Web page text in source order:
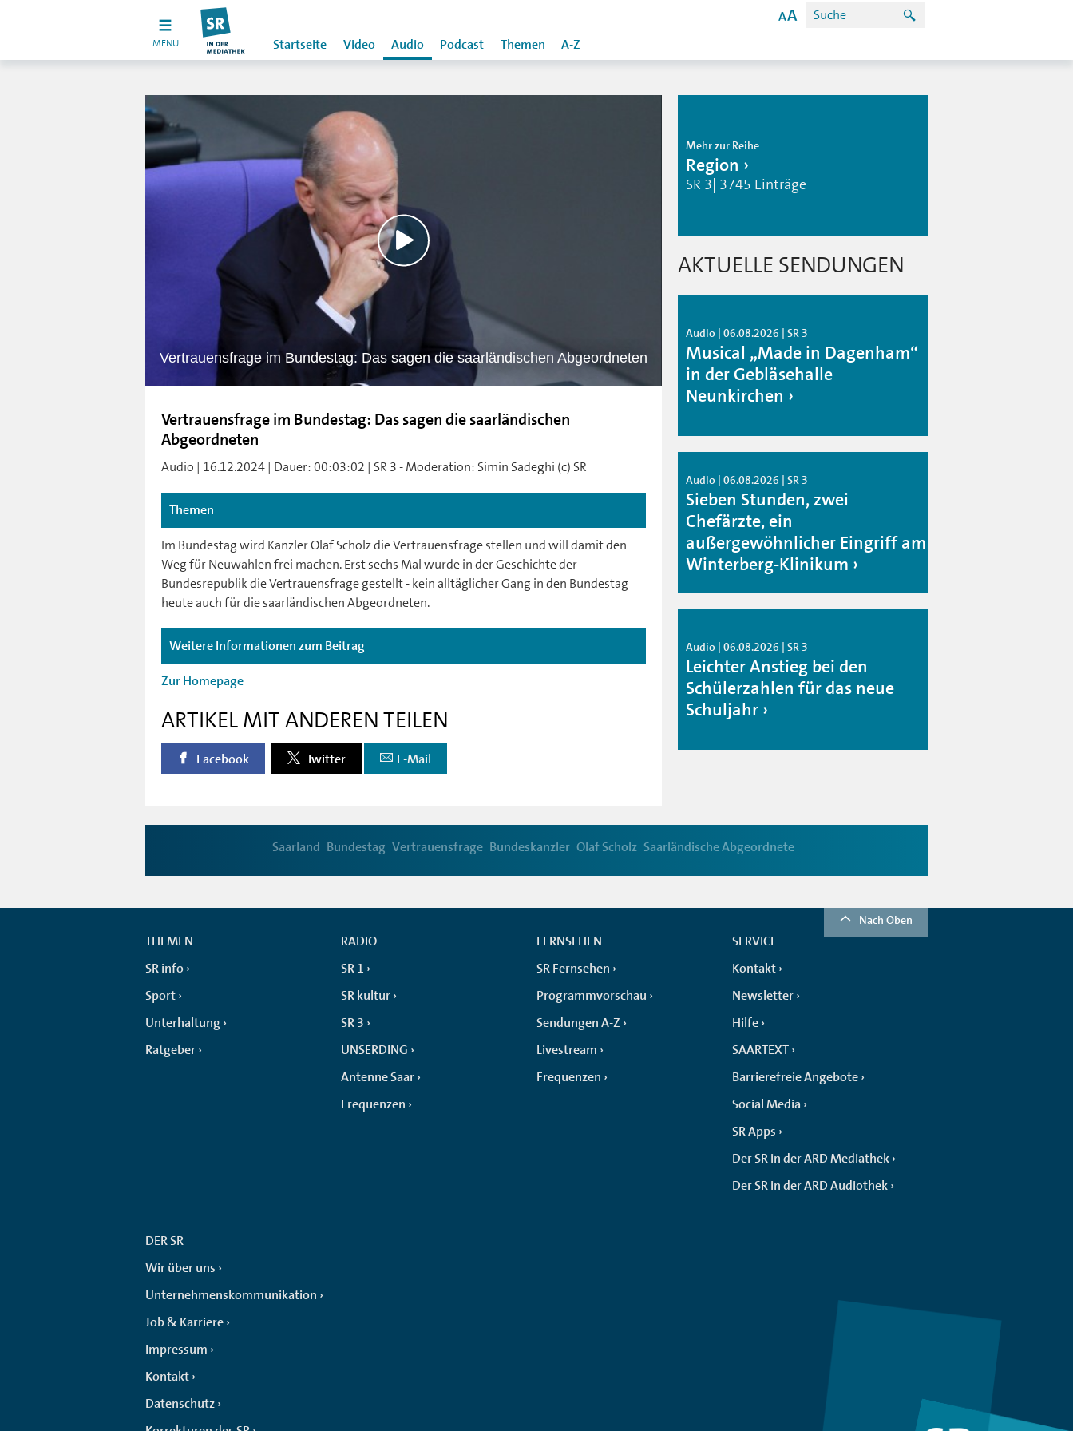
MENU Startseite Video Audio Podcast Themen A-Z
Vertrauensfrage im Bundestag: Das sagen die saarländischen Abgeordneten
Vertrauensfrage im Bundestag: Das sagen die saarländischen
Abgeordneten
Audio | 16.12.2024 | Dauer: 00:03:02 | SR 3 - Moderation: Simin Sadeghi (c) SR
Themen
Im Bundestag wird Kanzler Olaf Scholz die Vertrauensfrage stellen und will damit den
Weg für Neuwahlen frei machen. Erst sechs Mal wurde in der Geschichte der
Bundesrepublik die Vertrauensfrage gestellt - kein alltäglicher Gang in den Bundestag
heute auch für die saarländischen Abgeordneten.
Weitere Informationen zum Beitrag
Zur Homepage
ARTIKEL MIT ANDEREN TEILEN
Facebook Twitter E-Mail
Mehr zur Reihe
Region
SR 3| 3745 Einträge
AKTUELLE SENDUNGEN
Audio | 06.08.2026 | SR 3
Musical „Made in Dagenham“
in der Gebläsehalle
Neunkirchen
Audio | 06.08.2026 | SR 3
Sieben Stunden, zwei
Chefärzte, ein
außergewöhnlicher Eingriff am
Winterberg-Klinikum
Audio | 06.08.2026 | SR 3
Leichter Anstieg bei den
Schülerzahlen für das neue
Schuljahr
Saarland Bundestag Vertrauensfrage Bundeskanzler Olaf Scholz Saarländische Abgeordnete
Nach Oben
THEMEN
SR info
Sport
Unterhaltung
Ratgeber
RADIO
SR 1
SR kultur
SR 3
UNSERDING
Antenne Saar
Frequenzen
FERNSEHEN
SR Fernsehen
Programmvorschau
Sendungen A-Z
Livestream
Frequenzen
SERVICE
Kontakt
Newsletter
Hilfe
SAARTEXT
Barrierefreie Angebote
Social Media
SR Apps
Der SR in der ARD Mediathek
Der SR in der ARD Audiothek
DER SR
Wir über uns
Unternehmenskommunikation
Job & Karriere
Impressum
Kontakt
Datenschutz